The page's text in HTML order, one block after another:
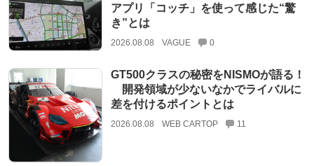
アプリ「コッチ」を使って感じた“驚
き”とは
2026.08.08 VAGUE 0
GT500クラスの秘密をNISMOが語る！
開発領域が少ないなかでライバルに
差を付けるポイントとは
2026.08.08 WEB CARTOP 11